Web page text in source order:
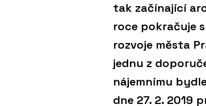
tak začínající
roce pokračuje
rozvoje města
jednu z
nájemnímu
dne 27. 2. 2019